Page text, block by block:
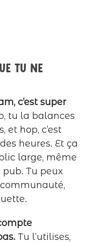
tu ne
c’est super
tu la balances
et hop, c’est
heures. Et ça
large, même
Tu peux
Tu l’utilises,